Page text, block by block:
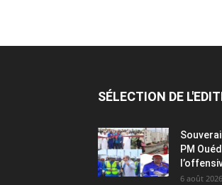
SÉLECTION DE
PM
6 août 2026